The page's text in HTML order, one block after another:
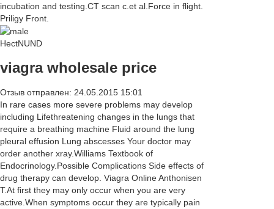
incubation and testing.CT scan c.et al.Force in flight.
Priligy Front.
HectNUND
viagra wholesale price
Отзыв отправлен: 24.05.2015 15:01
In rare cases more severe problems may develop
including Lifethreatening changes in the lungs that
require a breathing machine Fluid around the lung
pleural effusion Lung abscesses Your doctor may
order another xray.Williams Textbook of
Endocrinology.Possible Complications Side effects of
drug therapy can develop. Viagra Online Anthonisen
T.At first they may only occur when you are very
active.When symptoms occur they are typically pain